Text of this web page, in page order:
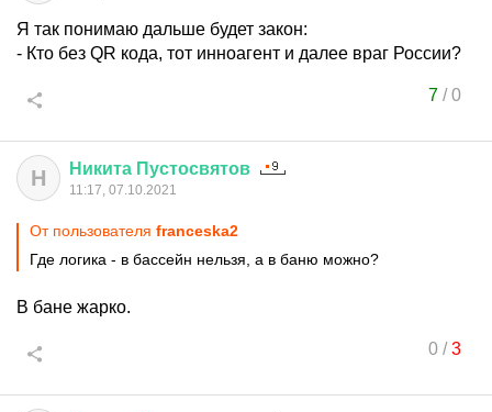
Я так понимаю дальше будет закон:
- Кто без QR кода, тот инноагент и далее враг России?
7/0
Н Никита Пустосвятов
11:17, 07.10.2021
От пользователя franceska2
Где логика - в бассейн нельзя, а в баню можно?
В бане жарко.
0/3